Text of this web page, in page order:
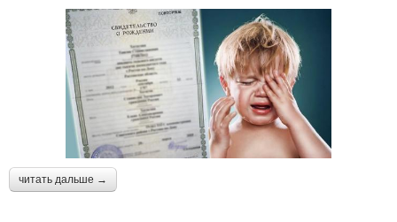
читать дальше →